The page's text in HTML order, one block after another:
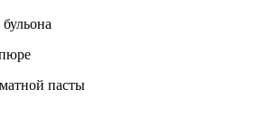
пасты